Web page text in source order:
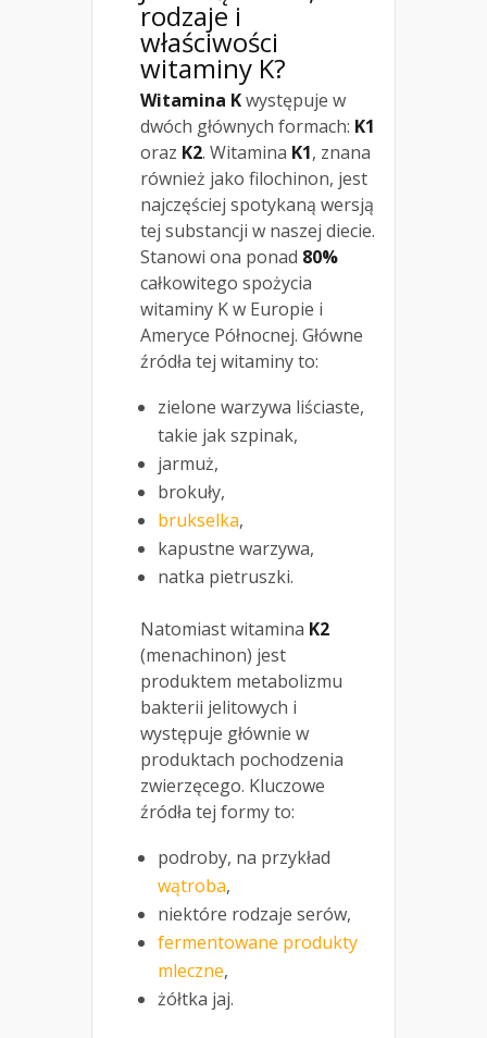
rodzaje i
właściwości
witaminy K?
Witamina Kwystępuje w
dwóch głównych formach: K1
oraz K2. Witamina K1, znana
również jako filochinon, jest
najczęściej spotykaną wersją
tej substancji w naszej diecie.
Stanowi ona ponad 80%
całkowitego spożycia
witaminy K w Europie i
Ameryce Północnej. Główne
źródła tej witaminy to:
zielone warzywa liściaste,
takie jak szpinak,
jarmuż,
brokuły,
brukselka,
kapustne warzywa,
natka pietruszki.
Natomiast witamina K2
(menachinon) jest
produktem metabolizmu
bakterii jelitowych i
występuje głównie w
produktach pochodzenia
zwierzęcego. Kluczowe
źródła tej formy to:
podroby, na przykład
wątroba,
niektóre rodzaje serów,
fermentowane produkty
mleczne,
żółtka jaj.